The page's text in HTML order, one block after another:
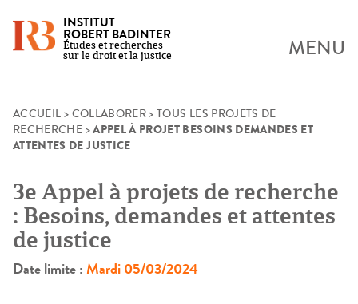
Skip
content
INSTITUT
ROBERT BADINTER
Études et recherches
sur le droit et la justice
MENU
ACCUEIL > COLLABORER>TOUS LES PROJETS DE
RECHERCHE >APPEL À PROJET BESOINS DEMANDES ET
ATTENTES DE JUSTICE
3e Appel à projets de recherche
: Besoins, demandes et attentes
de justice
Date limite :Mardi 05/03/2024